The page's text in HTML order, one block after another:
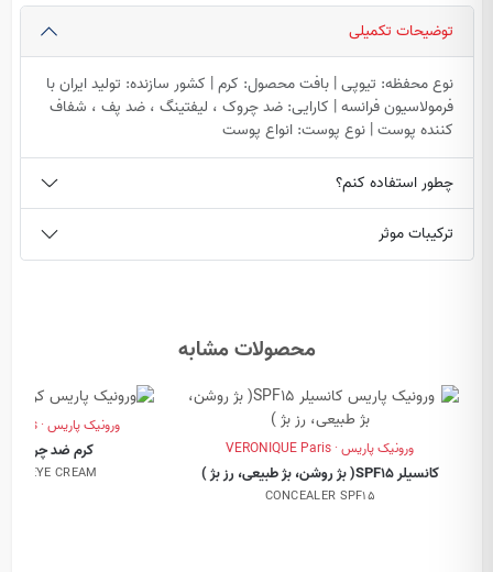
توضیحات تکمیلی
نوع محفظه: تیوپی | بافت محصول: کرم | کشور سازنده: تولید ایران با
فرمولاسیون فرانسه | کارایی: ضد چروک ، لیفتینگ ، ضد پف ، شفاف
کننده پوست | نوع پوست: انواع پوست
چطور استفاده کنم؟
ترکیبات موثر
محصولات مشابه
ورونیک پاریس · VERONIQUE Paris
کانسیلر SPF15( بژ روشن، بژ طبیعی، رز بژ )
CONCEALER SPF15
ورونیک پاریس · VERONIQUE Paris
کرم ضد چروک
EYE CREAM